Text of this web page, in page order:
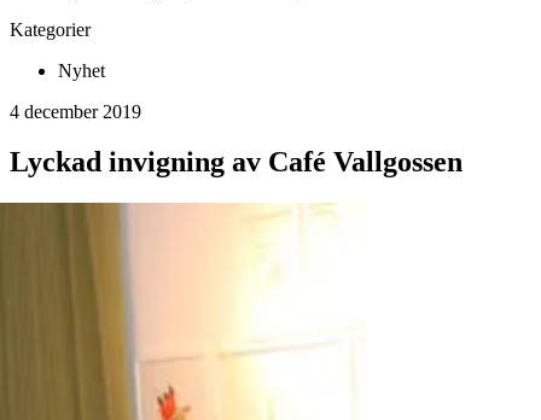
Kategorier
Nyhet
4 december 2019
Lyckad invigning av Café Vallgossen